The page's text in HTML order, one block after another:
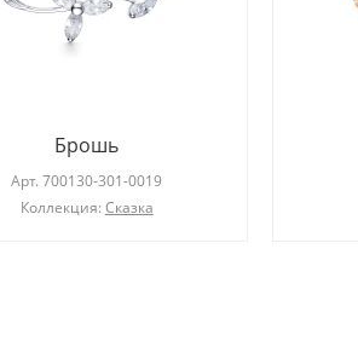
Брошь
Арт.700130-301-0019
Коллекция: Сказка